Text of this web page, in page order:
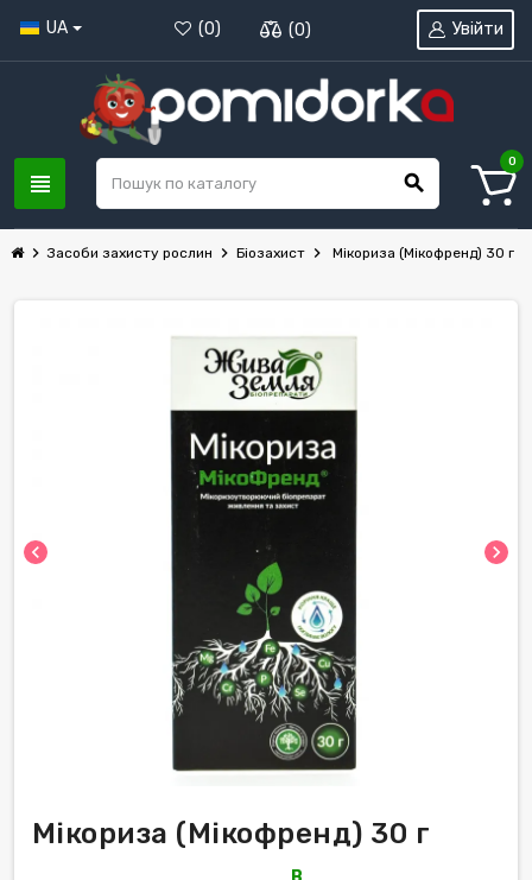
UA (0) (0)
view_headline search
Увійти
0
chevron_right Засоби захисту рослин chevron_right Біозахист chevron_right Мікориза (Мікофренд) 30 г
chevron_left chevron_right
Мікориза (Мікофренд) 30 г